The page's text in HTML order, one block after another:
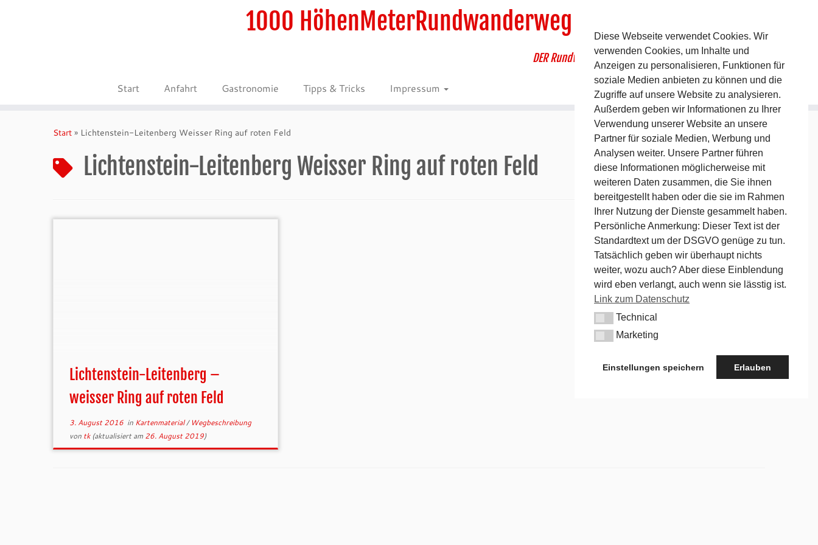
1000 HöhenMeterRundwanderweg
DER Rundwanderweg um Pommelsbrunn
Start Anfahrt Gastronomie Tipps & Tricks Impressum
Start » Lichtenstein-Leitenberg Weisser Ring auf roten Feld
Lichtenstein-Leitenberg Weisser Ring auf roten Feld
Lichtenstein-Leitenberg –
weisser Ring auf roten Feld
3. August 2016in Kartenmaterial/ Wegbeschreibung
von tk(aktualisiert am 26. August 2019)
Diese Webseite verwendet Cookies. Wir
verwenden Cookies, um Inhalte und
Anzeigen zu personalisieren, Funktionen für
soziale Medien anbieten zu können und die
Zugriffe auf unsere Website zu analysieren.
Außerdem geben wir Informationen zu Ihrer
Verwendung unserer Website an unsere
Partner für soziale Medien, Werbung und
Analysen weiter. Unsere Partner führen
diese Informationen möglicherweise mit
weiteren Daten zusammen, die Sie ihnen
bereitgestellt haben oder die sie im Rahmen
Ihrer Nutzung der Dienste gesammelt haben.
Persönliche Anmerkung: Dieser Text ist der
Standardtext um der DSGVO genüge zu tun.
Tatsächlich geben wir überhaupt nichts
weiter, wozu auch? Aber diese Einblendung
wird eben verlangt, auch wenn sie lässtig ist.
Link zum Datenschutz
TechnicalTechnical
MarketingMarketing
Einstellungen speichern Erlauben